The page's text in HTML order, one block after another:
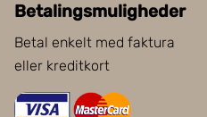
Betalingsmuligheder
Betal enkelt med faktura
eller kreditkort